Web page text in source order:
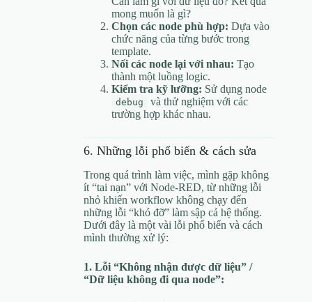
mong muốn là gì?
Chọn các node phù hợp: Dựa vào
chức năng của từng bước trong
template.
Nối các node lại với nhau: Tạo
thành một luồng logic.
Kiểm tra kỹ lưỡng: Sử dụng node
debug
và thử nghiệm với các
trường hợp khác nhau.
6. Những lỗi phổ biến & cách sửa
Trong quá trình làm việc, mình gặp không
ít “tai nạn” với Node-RED, từ những lỗi
nhỏ khiến workflow không chạy đến
những lỗi “khó đỡ” làm sập cả hệ thống.
Dưới đây là một vài lỗi phổ biến và cách
mình thường xử lý:
1. Lỗi “Không nhận được dữ liệu” /
“Dữ liệu không đi qua node”: